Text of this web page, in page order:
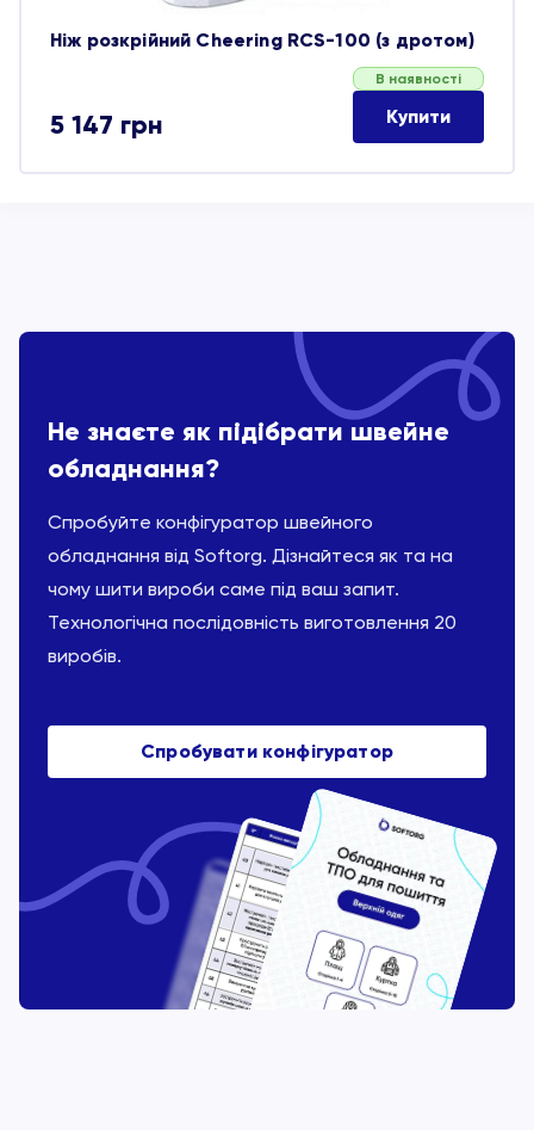
Ніж розкрійний Cheering RCS-100 (з дротом)
5 147 грн
В наявності
Купити
Не знаєте як підібрати швейне
обладнання?
Спробуйте конфігуратор швейного
обладнання від Softorg. Дізнайтеся як та на
чому шити вироби саме під ваш запит.
Технологічна послідовність виготовлення 20
виробів.
Спробувати конфігуратор